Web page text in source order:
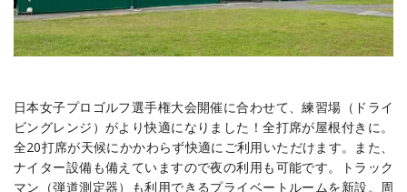
日本女子プロゴルフ選手権大会開催に合わせて、練習場（ドライ
ビングレンジ）がより快適になりました！全打席が屋根付きに。
全20打席が天候にかかわらず快適にご利用いただけます。また、
ナイター設備も備えていますので夜の利用も可能です。トラック
マン（弾道測定器）も利用できるプライベートルームを新設。周